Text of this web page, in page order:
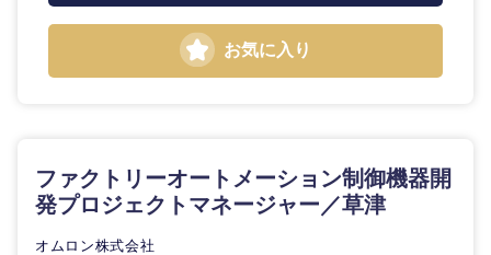
お気に入り
ファクトリーオートメーション制御機器開
発プロジェクトマネージャー／草津
オムロン株式会社